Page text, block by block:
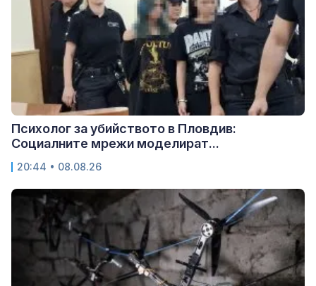
Психолог за убийството в Пловдив:
Социалните мрежи моделират...
20:44 • 08.08.26